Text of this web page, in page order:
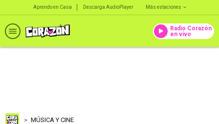
Aprendo en Casa Descarga AudioPlayer Más estaciones
Radio Corazón
en vivo
MÚSICA Y CINE